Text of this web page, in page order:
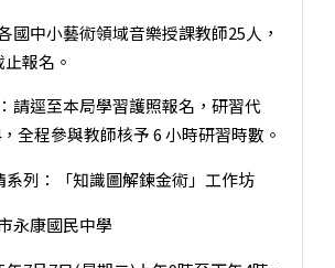
國中小藝術領域音樂授課教師25人，
報名。
請逕至本局學習護照報名，研習代
全程參與教師核予 6 小時研習時數。
系列：「知識圖解鍊金術」工作坊
永康國民中學